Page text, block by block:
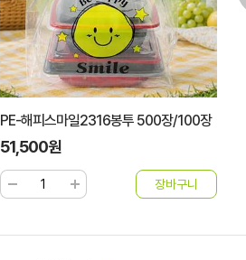
PE-해피스마일2316봉투 500장/100장
51,500원